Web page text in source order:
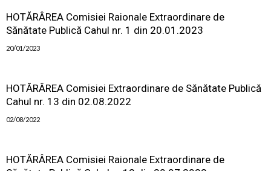
HOTĂRÂREA Comisiei Raionale Extraordinare de
Sănătate Publică Cahul nr. 1 din 20.01.2023
20/01/2023
HOTĂRÂREA Comisiei Extraordinare de Sănătate Publică
Cahul nr. 13 din 02.08.2022
02/08/2022
HOTĂRÂREA Comisiei Raionale Extraordinare de